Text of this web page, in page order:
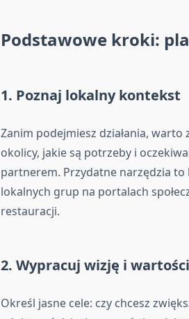
Podstawowe kroki:
1. Poznaj lokalny kontekst
Zanim podejmiesz działania,
okolicy, jakie są potrzeby i
partnerem. Przydatne narzędzia
lokalnych grup na portalach
restauracji.
2. Wypracuj wizję i wartości
Określ jasne cele: czy chcesz